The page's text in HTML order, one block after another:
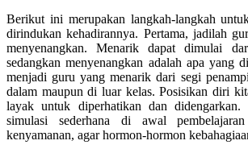
Berikut ini merupakan langkah-langkah
dirindukan kehadirannya. Pertama, jadilah
menyenangkan. Menarik dapat dimulai
sedangkan menyenangkan adalah apa yang
menjadi guru yang menarik dari segi
dalam maupun di luar kelas. Posisikan diri
layak untuk diperhatikan dan didengarkan.
simulasi sederhana di awal
kenyamanan, agar hormon-hormon